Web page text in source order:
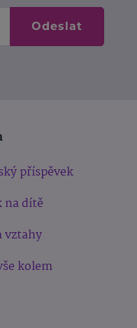
Odeslat
příspěvek
na dítě
vztahy
kolem